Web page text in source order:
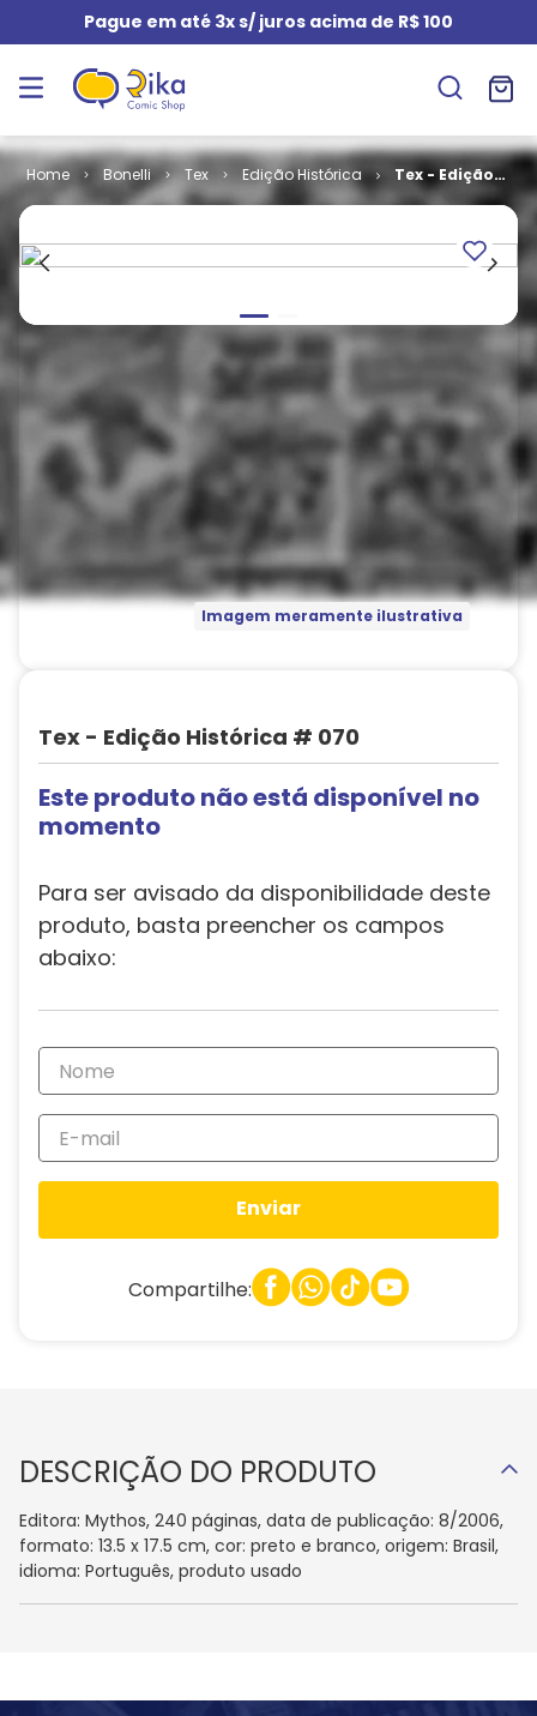
Pague em até 3x s/ juros acima de R$ 100
Bonelli Tex Edição Histórica
Tex - Edição
Histórica #
Imagem meramente ilustrativa
Tex - Edição Histórica # 070
Este produto não está disponível no
momento
Para ser avisado da disponibilidade deste
produto, basta preencher os campos
abaixo:
Enviar
Compartilhe:
DESCRIÇÃO DO PRODUTO
Editora: Mythos, 240 páginas, data de publicação: 8/2006,
formato: 13.5 x 17.5 cm, cor: preto e branco, origem: Brasil,
idioma: Português, produto usado